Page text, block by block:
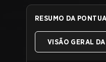
RESUMO DA
VISÃO GERAL